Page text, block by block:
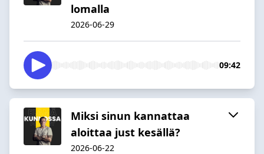
lomalla
2026-06-29
09:42
Miksi sinun kannattaa
aloittaa just kesällä?
2026-06-22